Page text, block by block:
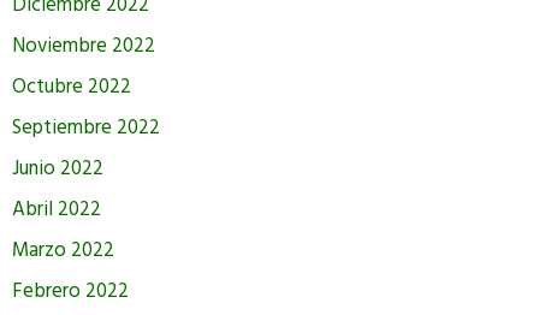
Noviembre 2022
Octubre 2022
Septiembre 2022
Junio 2022
Abril 2022
Marzo 2022
Febrero 2022